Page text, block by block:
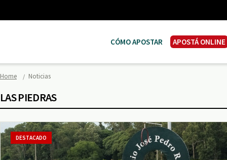
CÓMO APOSTAR APOSTÁ ONLINE
Home Noticias
LAS PIEDRAS
DESTACADO